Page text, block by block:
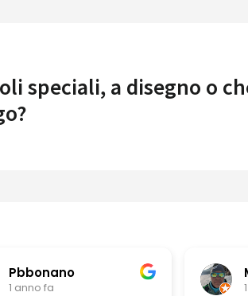
speciali, a disegno o
Pbbonano
1 anno fa